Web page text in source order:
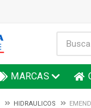
MARCAS
HIDRAULICOS